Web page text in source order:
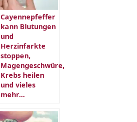
Cayennepfeffer
kann Blutungen
und
Herzinfarkte
stoppen,
Magengeschwüre,
Krebs heilen
und vieles
mehr…